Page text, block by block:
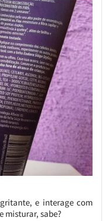
e interage com
misturar, sabe?